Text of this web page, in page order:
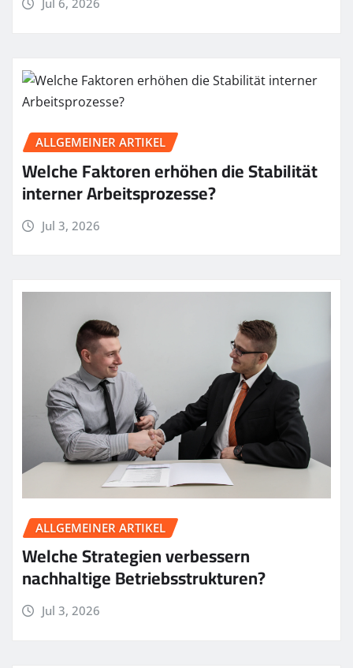
Jul 6, 2026
ALLGEMEINER ARTIKEL
Welche Faktoren erhöhen die Stabilität
interner Arbeitsprozesse?
Jul 3, 2026
ALLGEMEINER ARTIKEL
Welche Strategien verbessern
nachhaltige Betriebsstrukturen?
Jul 3, 2026